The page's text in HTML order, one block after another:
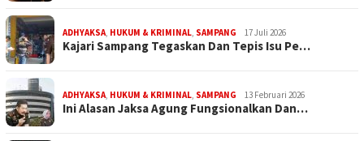
ADHYAKSA, HUKUM & KRIMINAL, SAMPANG 17 Juli 2026
Kajari Sampang Tegaskan Dan Tepis Isu Pe…
ADHYAKSA, HUKUM & KRIMINAL, SAMPANG 13 Februari 2026
Ini Alasan Jaksa Agung Fungsionalkan Dan…